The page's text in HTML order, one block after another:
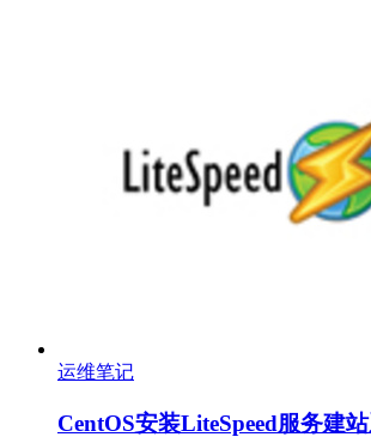
运维笔记
CentOS安装LiteSpeed服务建